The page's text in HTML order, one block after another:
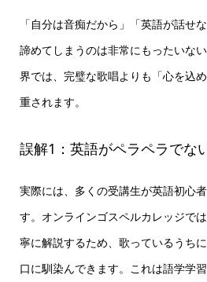
「自分は音痴だから」「英語が話せ
諦めてしまうのは非常にもったいな
界では、完璧な歌唱よりも「心を込
重されます。
誤解1：英語がペラペラでな
実際には、多くの受講生が英語初心
す。オンラインゴスペルカレッジで
寧に解説するため、歌っているうち
口に馴染んできます。これは語学学